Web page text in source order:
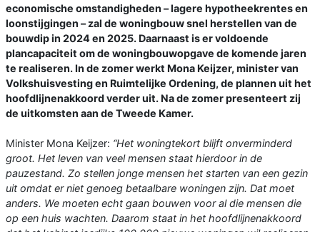
economische omstandigheden – lagere hypotheekrentes en
loonstijgingen – zal de woningbouw snel herstellen van de
bouwdip in 2024 en 2025. Daarnaast is er voldoende
plancapaciteit om de woningbouwopgave de komende jaren
te realiseren. In de zomer werkt Mona Keijzer, minister van
Volkshuisvesting en Ruimtelijke Ordening, de plannen uit het
hoofdlijnenakkoord verder uit. Na de zomer presenteert zij
de uitkomsten aan de Tweede Kamer.
Minister Mona Keijzer: “Het woningtekort blijft onverminderd
groot. Het leven van veel mensen staat hierdoor in de
pauzestand. Zo stellen jonge mensen het starten van een gezin
uit omdat er niet genoeg betaalbare woningen zijn. Dat moet
anders. We moeten echt gaan bouwen voor al die mensen die
op een huis wachten. Daarom staat in het hoofdlijnenakkoord